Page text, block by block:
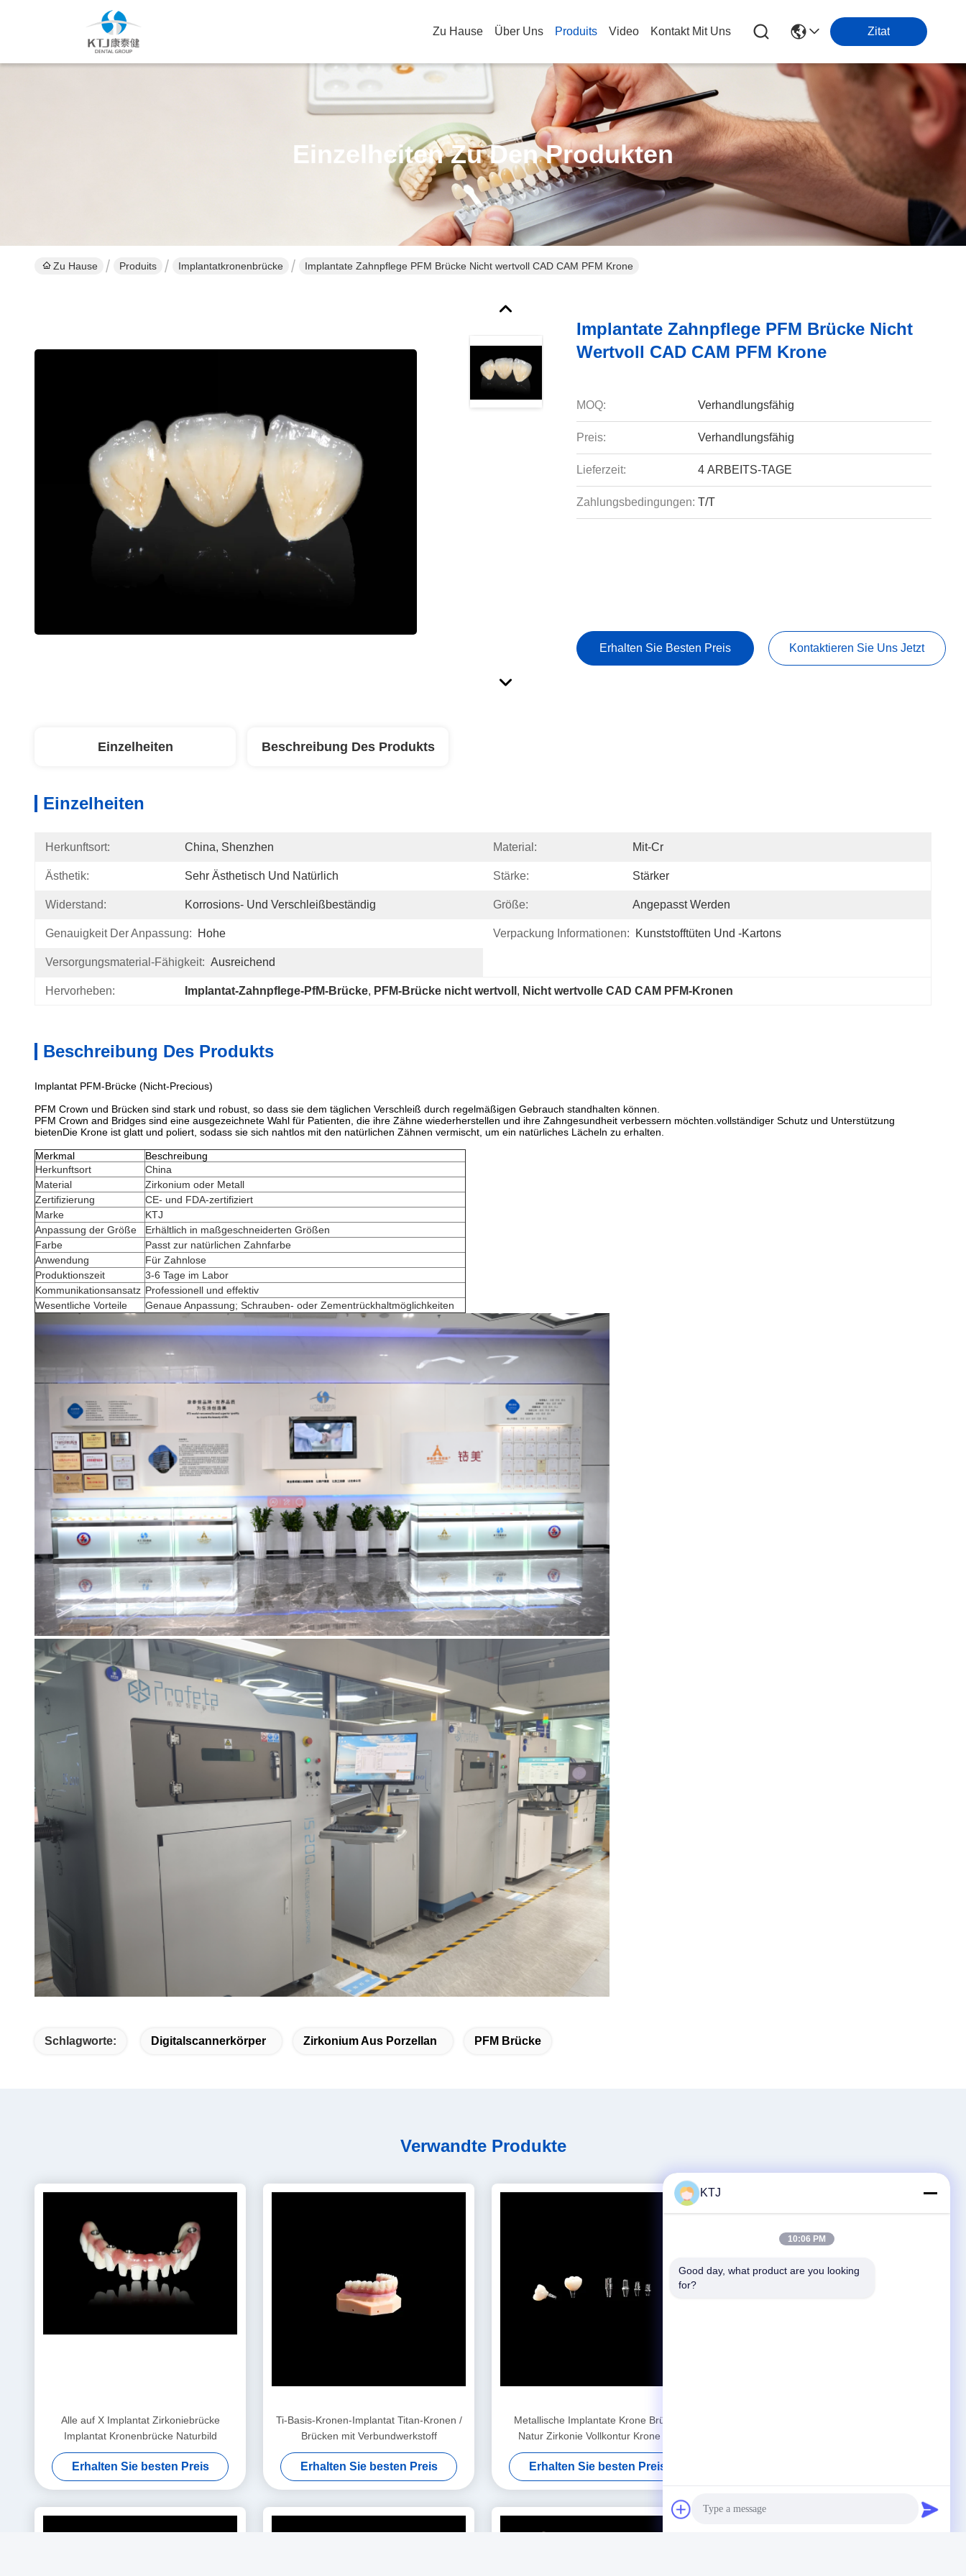
Zu Hause Über Uns Produits Video Kontakt Mit Uns Zitat
Einzelheiten Zu Den Produkten
Zu Hause Produits Implantatkronenbrücke Implantate Zahnpflege PFM Brücke Nicht wertvoll CAD CAM PFM Krone
Implantate Zahnpflege PFM Brücke Nicht
Wertvoll CAD CAM PFM Krone
MOQ: Verhandlungsfähig
Preis: Verhandlungsfähig
Lieferzeit: 4 ARBEITS-TAGE
Zahlungsbedingungen: T/T
Erhalten Sie Besten Preis Kontaktieren Sie Uns Jetzt
Einzelheiten Beschreibung Des Produkts
Einzelheiten
Herkunftsort: China, Shenzhen Material: Mit-Cr
Ästhetik: Sehr Ästhetisch Und Natürlich Stärke: Stärker
Widerstand: Korrosions- Und Verschleißbeständig Größe: Angepasst Werden
Genauigkeit Der Anpassung: Hohe Verpackung Informationen: Kunststofftüten Und -kartons
Versorgungsmaterial-Fähigkeit: Ausreichend
Hervorheben: Implantat-Zahnpflege-PfM-Brücke, PFM-Brücke nicht wertvoll , Nicht wertvolle CAD CAM PFM-Kronen
Beschreibung Des Produkts
Implantat PFM-Brücke (Nicht-Precious)
PFM Crown und Brücken sind stark und robust, so dass sie dem täglichen Verschleiß durch regelmäßigen Gebrauch standhalten können.
PFM Crown and Bridges sind eine ausgezeichnete Wahl für Patienten, die ihre Zähne wiederherstellen und ihre Zahngesundheit verbessern möchten.vollständiger Schutz und Unterstützung
bietenDie Krone ist glatt und poliert, sodass sie sich nahtlos mit den natürlichen Zähnen vermischt, um ein natürliches Lächeln zu erhalten.
Merkmal
Beschreibung
Herkunftsort
China
Material
Zirkonium oder Metall
Zertifizierung
CE- und FDA-zertifiziert
Marke
KTJ
Anpassung der Größe
Erhältlich in maßgeschneiderten Größen
Farbe
Passt zur natürlichen Zahnfarbe
Anwendung
Für Zahnlose
Produktionszeit
3-6 Tage im Labor
Kommunikationsansatz Professionell und effektiv
Wesentliche Vorteile
Genaue Anpassung; Schrauben- oder Zementrückhaltmöglichkeiten
Schlagworte: Digitalscannerkörper Zirkonium Aus Porzellan PFM Brücke
Verwandte Produkte
Alle auf X Implantat Zirkoniebrücke
Implantat Kronenbrücke Naturbild
Erhalten Sie besten Preis
Ti-Basis-Kronen-Implantat Titan-Kronen /
Brücken mit Verbundwerkstoff
Erhalten Sie besten Preis
Metallische Implantate Krone Brücke
Natur Zirkonie Vollkontur Krone Mit
Titanium Abutment
Erhalten Sie besten Preis
KTJ
10:06 PM
Good day, what product are you looking
for?